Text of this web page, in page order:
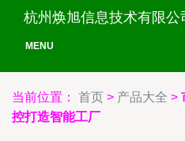
杭州焕旭信息技术有限公
MENU
当前位置： 首页 > 产品大全 >
控打造智能工厂